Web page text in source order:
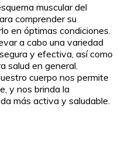
muscular del
comprender su
en óptimas condiciones.
a cabo una variedad
y efectiva, así como
salud en general.
cuerpo nos permite
y nos brinda la
más activa y saludable.